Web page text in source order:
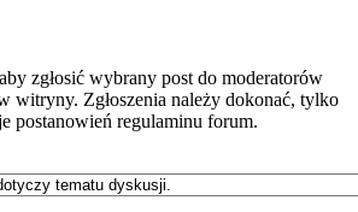
zgłosić wybrany post do moderatorów
witryny. Zgłoszenia należy dokonać, tylko
postanowień regulaminu forum.